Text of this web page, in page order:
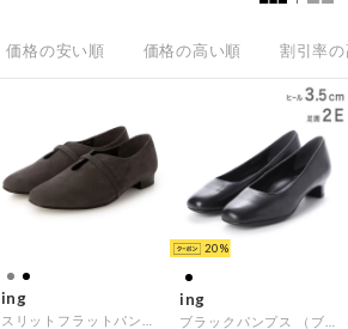
価格の安い順 価格の高い順 割引率
ing
20
ing